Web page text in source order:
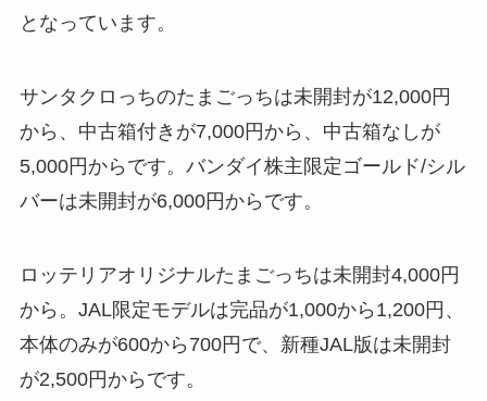
となっています。
サンタクロっちのたまごっちは未開封が12,000円
から、中古箱付きが7,000円から、中古箱なしが
5,000円からです。バンダイ株主限定ゴールド/シル
バーは未開封が6,000円からです。
ロッテリアオリジナルたまごっちは未開封4,000円
から。JAL限定モデルは完品が1,000から1,200円、
本体のみが600から700円で、新種JAL版は未開封
が2,500円からです。